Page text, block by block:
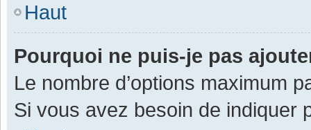
Haut
Pourquoi ne puis-je pas
Le nombre d’options maximum
Si vous avez besoin de indiquer